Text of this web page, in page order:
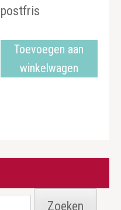
postfris
Toevoegen aan
winkelwagen
Zoeken